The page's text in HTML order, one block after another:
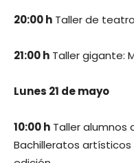
20:00 h Taller de
21:00 h Taller gigante:
Lunes 21 de mayo
10:00 h Taller alumnos
Bachilleratos artísticos